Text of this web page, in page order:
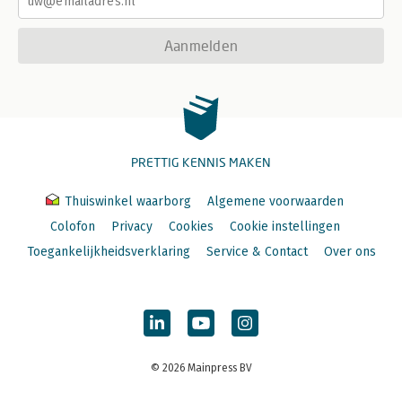
Over de auteur 293
Aanmelden
PRETTIG KENNIS MAKEN
Thuiswinkel waarborg
Algemene voorwaarden
Colofon
Privacy Cookies
Cookie instellingen
Toegankelijkheidsverklaring
Service & Contact Over ons
© 2026 Mainpress BV